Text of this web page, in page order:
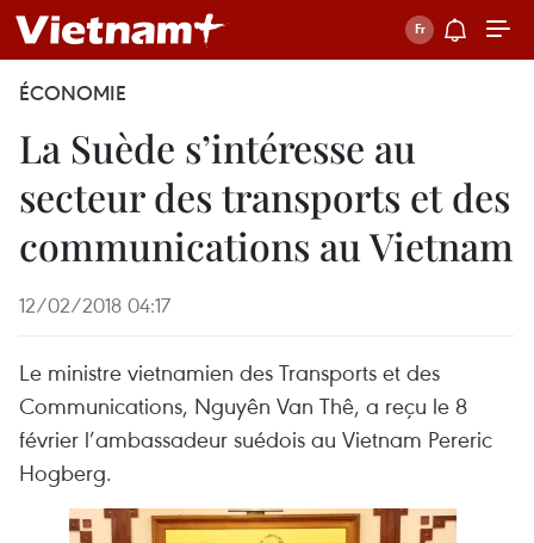
ÉCONOMIE
La Suède s’intéresse au
secteur des transports et des
communications au Vietnam
12/02/2018 04:17
Le ministre vietnamien des Transports et des
Communications, Nguyên Van Thê, a reçu le 8
février l’ambassadeur suédois au Vietnam Pereric
Hogberg.